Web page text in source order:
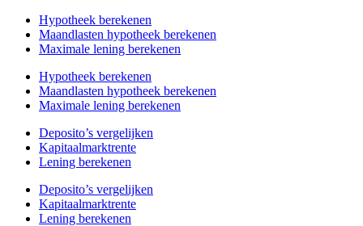
Hypotheek berekenen
Maandlasten hypotheek berekenen
Maximale lening berekenen
Hypotheek berekenen
Maandlasten hypotheek berekenen
Maximale lening berekenen
Deposito’s vergelijken
Kapitaalmarktrente
Lening berekenen
Deposito’s vergelijken
Kapitaalmarktrente
Lening berekenen